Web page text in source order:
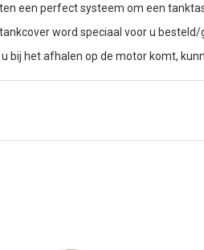
een perfect systeem om een
tankcover word speciaal voor u
bij het afhalen op de motor komt,